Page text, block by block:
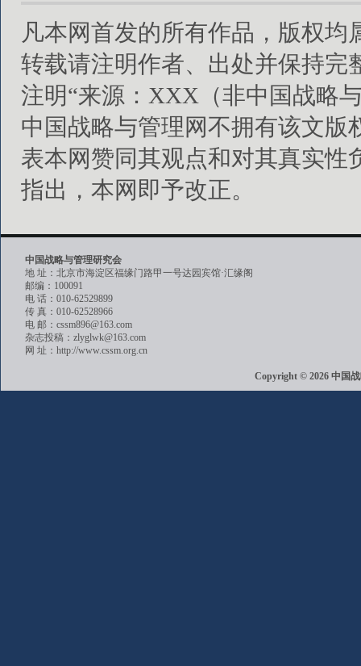
凡本网首发的所有作品，版权
转载请注明作者、出处并保持完
注明“来源：XXX（非中国战略
中国战略与管理网不拥有该文
表本网赞同其观点和对其真实
指出，本网即予改正。
中国战略与管理研究会
地 址：北京市海淀区福缘门路甲一号达园宾馆·汇缘阁
邮编：100091
电 话：010-62529899
传 真：010-62528966
电 邮：cssm896@163.com
杂志投稿：zlyglwk@163.com
网 址：http://www.cssm.org.cn
Copyright © 2026 中国